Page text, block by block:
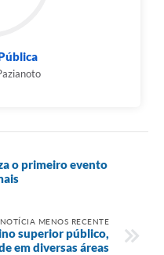
o primeiro evento
NOTÍCIA MENOS RECENTE
superior público,
em diversas áreas